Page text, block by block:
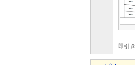
即引